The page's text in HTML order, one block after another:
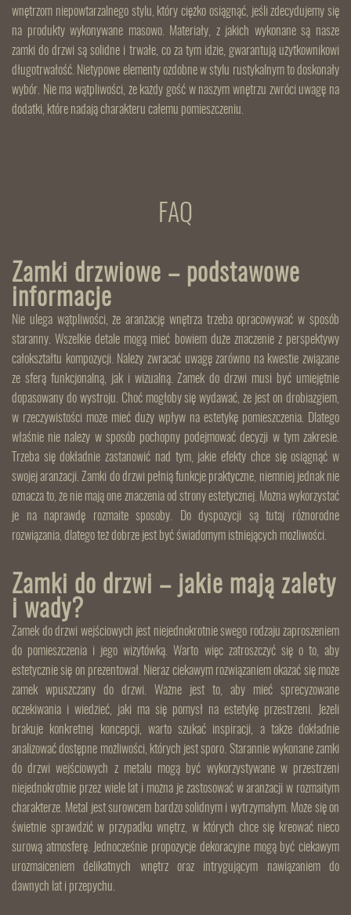
wnętrzom niepowtarzalnego stylu, który ciężko osiągnąć, jeśli zdecydujemy się
na produkty wykonywane masowo. Materiały, z jakich wykonane są nasze
zamki do drzwi są solidne i trwałe, co za tym idzie, gwarantują użytkownikowi
długotrwałość. Nietypowe elementy ozdobne w stylu rustykalnym to doskonały
wybór. Nie ma wątpliwości, że każdy gość w naszym wnętrzu zwróci uwagę na
dodatki, które nadają charakteru całemu pomieszczeniu.
FAQ
Zamki drzwiowe – podstawowe
informacje
Nie ulega wątpliwości, że aranżację wnętrza trzeba opracowywać w sposób
staranny. Wszelkie detale mogą mieć bowiem duże znaczenie z perspektywy
całokształtu kompozycji. Należy zwracać uwagę zarówno na kwestie związane
ze sferą funkcjonalną, jak i wizualną. Zamek do drzwi musi być umiejętnie
dopasowany do wystroju. Choć mogłoby się wydawać, że jest on drobiazgiem,
w rzeczywistości może mieć duży wpływ na estetykę pomieszczenia. Dlatego
właśnie nie należy w sposób pochopny podejmować decyzji w tym zakresie.
Trzeba się dokładnie zastanowić nad tym, jakie efekty chce się osiągnąć w
swojej aranżacji. Zamki do drzwi pełnią funkcje praktyczne, niemniej jednak nie
oznacza to, że nie mają one znaczenia od strony estetycznej. Można wykorzystać
je na naprawdę rozmaite sposoby. Do dyspozycji są tutaj różnorodne
rozwiązania, dlatego też dobrze jest być świadomym istniejących możliwości.
Zamki do drzwi – jakie mają zalety
i wady?
Zamek do drzwi wejściowych jest niejednokrotnie swego rodzaju zaproszeniem
do pomieszczenia i jego wizytówką. Warto więc zatroszczyć się o to, aby
estetycznie się on prezentował. Nieraz ciekawym rozwiązaniem okazać się może
zamek wpuszczany do drzwi. Ważne jest to, aby mieć sprecyzowane
oczekiwania i wiedzieć, jaki ma się pomysł na estetykę przestrzeni. Jeżeli
brakuje konkretnej koncepcji, warto szukać inspiracji, a także dokładnie
analizować dostępne możliwości, których jest sporo. Starannie wykonane zamki
do drzwi wejściowych z metalu mogą być wykorzystywane w przestrzeni
niejednokrotnie przez wiele lat i można je zastosować w aranżacji w rozmaitym
charakterze. Metal jest surowcem bardzo solidnym i wytrzymałym. Może się on
świetnie sprawdzić w przypadku wnętrz, w których chce się kreować nieco
surową atmosferę. Jednocześnie propozycje dekoracyjne mogą być ciekawym
urozmaiceniem delikatnych wnętrz oraz intrygującym nawiązaniem do
dawnych lat i przepychu.